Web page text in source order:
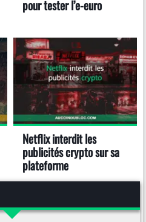
pour tester l’e-euro
Netflix interdit les
publicités crypto sur sa
plateforme